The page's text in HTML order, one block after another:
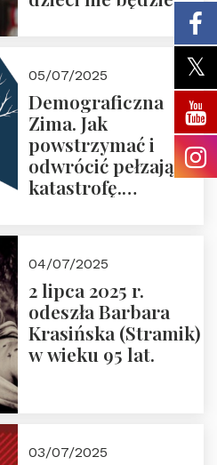
05/07/2025
Demograficzna
Zima. Jak
powstrzymać i
odwrócić pełzającą
katastrofę.
Nowego
Ćwierćwiecza”
04/07/2025
2 lipca 2025 r.
odeszła Barbara
Krasińska (Stramik)
w wieku 95 lat.
03/07/2025